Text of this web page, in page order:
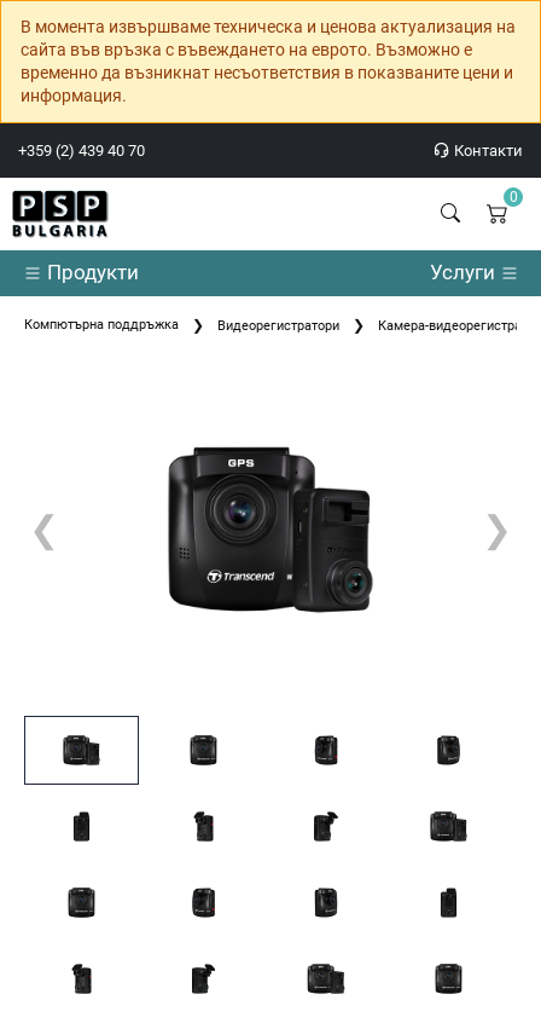
В момента извършваме техническа и ценова актуализация на
сайта във връзка с въвеждането на еврото. Възможно е
временно да възникнат несъответствия в показваните цени и
информация.
+359 (2) 439 40 70 Контакти
0
Продукти Услуги
Компютърна поддръжка Видеорегистратори Камера-
❮ ❯